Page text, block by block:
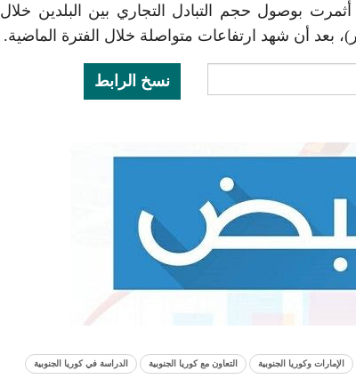
أثمرت بوصول حجم التبادل التجاري بين البلدين خلال
نسخ الرابط
الإمارات وكوريا الجنوبية التعاون مع كوريا الجنوبية الدراسة في كوريا الجنوبية